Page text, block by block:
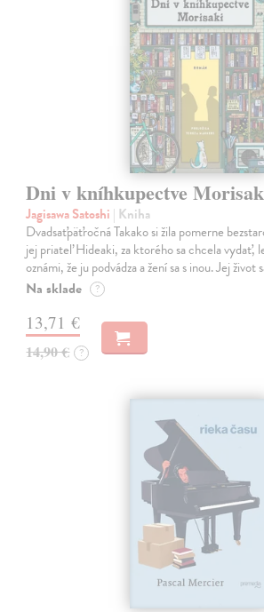
Dni v kníhkupectve
Jagisawa Satoshi | Kniha
Dvadsaťpäťročná Takako si žila pomerne
jej priateľ Hideaki, za ktorého sa chcela vydať,
oznámi, že ju podvádza a žení sa s inou. Jej život
Na sklade ?
13,71 €
14,90 € ?